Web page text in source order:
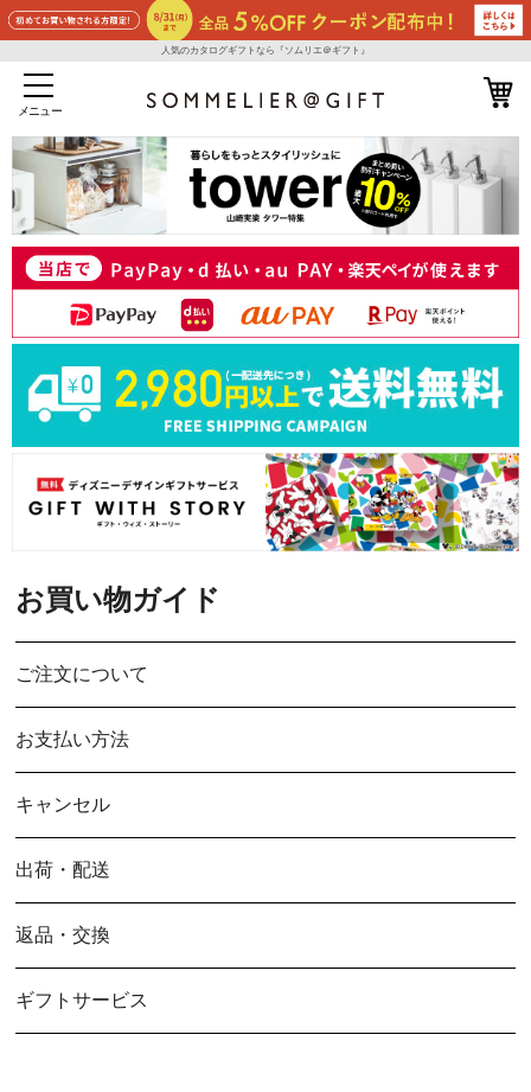
人気のカタログギフトなら『ソムリエ＠ギフト』
メニュー
お買い物ガイド
ご注文について
お支払い方法
キャンセル
出荷・配送
返品・交換
ギフトサービス